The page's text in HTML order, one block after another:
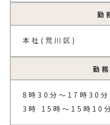
勤
本社(荒川区)
勤
8時30分～17時30
3時 15時～15時10